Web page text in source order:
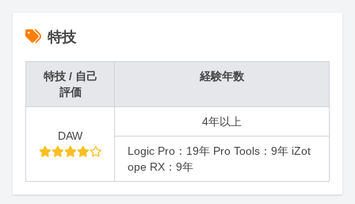
特技
特技 / 自己
評価
経験年数
DAW
4年以上
Logic Pro：19年 Pro Tools：9年 iZot
ope RX：9年